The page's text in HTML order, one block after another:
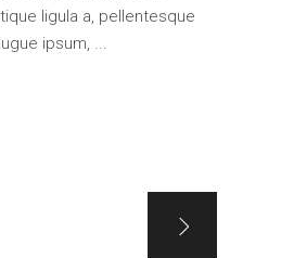
ligula a, pellentesque
ipsum,